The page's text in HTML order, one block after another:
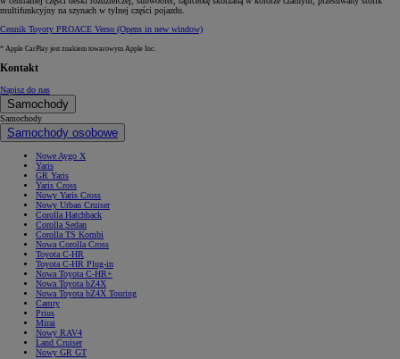
multifunkcyjny na szynach w tylnej części pojazdu.
Cennik Toyoty PROACE Verso (Opens in new window)
* Apple CarPlay jest znakiem towarowym Apple Inc.
Kontakt
Napisz do nas
Samochody
Samochody
Samochody osobowe
Nowe Aygo X
Yaris
GR Yaris
Yaris Cross
Nowy Yaris Cross
Nowy Urban Cruiser
Corolla Hatchback
Corolla Sedan
Corolla TS Kombi
Nowa Corolla Cross
Toyota C-HR
Toyota C-HR Plug-in
Nowa Toyota C-HR+
Nowa Toyota bZ4X
Nowa Toyota bZ4X Touring
Camry
Prius
Mirai
Nowy RAV4
Land Cruiser
Nowy GR GT